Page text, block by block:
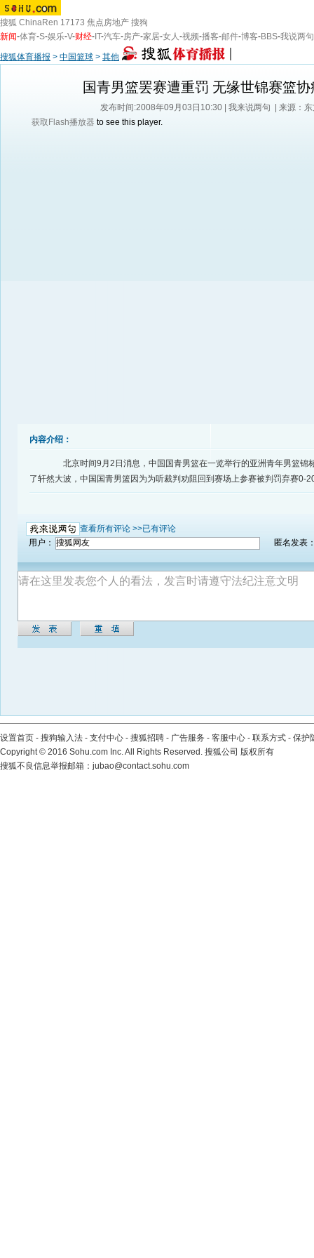
搜狐 ChinaRen 17173 焦点房地产 搜狗
新闻-体育-S-娱乐-V-财经- IT-汽车-房产-家居-女人-视频-播客-邮件-博客-BBS-我说两句
搜狐体育播报 > 中国篮球 > 其他
国青男篮罢赛遭重罚 无缘世锦赛篮协
发布时间:2008年09月03日10:30 | 我来说两句
| 来源：
获取Flash播放器 to see this player.
内容介绍：
北京时间9月2日消息，中国国青男篮在一览举行的亚洲青年男篮锦
了轩然大波，中国国青男篮因为为听裁判劝阻回到赛场上参赛被判罚弃赛0-
查看所有评论 >>已有评论
用户：
匿名发表
设置首页 - 搜狗输入法 - 支付中心 - 搜狐招聘 - 广告服务 - 客服中心 - 联系方式 - 保护
Copyright© 2016 Sohu.com Inc. All Rights Reserved. 搜狐公司 版权所有
搜狐不良信息举报邮箱： jubao@contact.sohu.com